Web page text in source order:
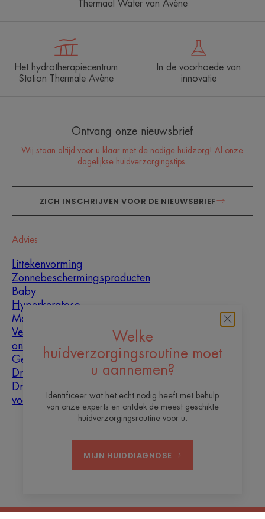
Welke
huidverzorgingsroutine moet
u aannemen?
Identificeer wat het echt nodig heeft met behulp
van onze experts en ontdek de meest geschikte
huidverzorgingsroutine voor u.
MIJN HUIDDIAGNOSE
Thermaal Water van Avène
Het hydrotherapiecentrum
Station Thermale Avène
In de voorhoede van
innovatie
Ontvang onze nieuwsbrief
Wij staan altijd voor u klaar met de nodige huidzorg! Al onze
dagelijkse huidverzorgingstips.
ZICH INSCHRIJVEN VOOR DE NIEUWSBRIEF
Advies
Littekenvorming
Zonnebeschermingsproducten
Baby
Hyperkeratose
Mannen
Vette huid met
oneffenheden
Gemengde huid
Droge huid
Droogheid en
vochtarme huid
Contact Veelgestelde vragen